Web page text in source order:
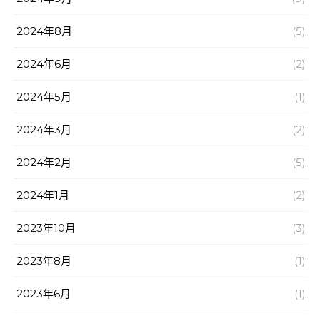
2024年8月 (5)
2024年6月 (2)
2024年5月 (1)
2024年3月 (2)
2024年2月 (5)
2024年1月 (2)
2023年10月 (3)
2023年8月 (1)
2023年6月 (1)